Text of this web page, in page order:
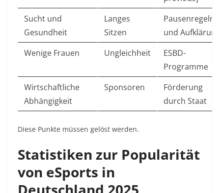
Sucht und
Gesundheit
Langes
Sitzen
Pausenregeln
und Aufklärung
Wenige Frauen
Ungleichheit
ESBD-
Programme
Wirtschaftliche
Abhängigkeit
Sponsoren
Förderung
durch Staat
Diese Punkte müssen gelöst werden.
Statistiken zur Popularität
von eSports in